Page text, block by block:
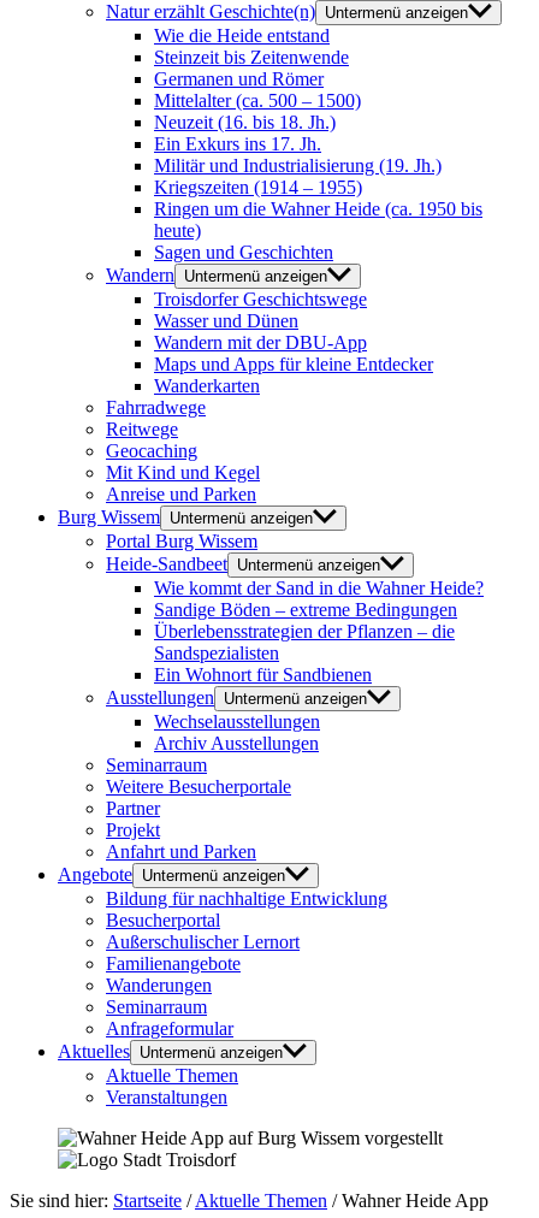
Natur erzählt Geschichte(n) Untermenü anzeigen
Wie die Heide entstand
Steinzeit bis Zeitenwende
Germanen und Römer
Mittelalter (ca. 500 – 1500)
Neuzeit (16. bis 18. Jh.)
Ein Exkurs ins 17. Jh.
Militär und Industrialisierung (19. Jh.)
Kriegszeiten (1914 – 1955)
Ringen um die Wahner Heide (ca. 1950 bis
heute)
Sagen und Geschichten
Wandern
Untermenü anzeigen
Troisdorfer Geschichtswege
Wasser und Dünen
Wandern mit der DBU-App
Maps und Apps für kleine Entdecker
Wanderkarten
Fahrradwege
Reitwege
Geocaching
Mit Kind und Kegel
Anreise und Parken
Burg Wissem Untermenü anzeigen
Portal Burg Wissem
Heide-Sandbeet Untermenü anzeigen
Wie kommt der Sand in die Wahner Heide?
Sandige Böden – extreme Bedingungen
Überlebensstrategien der Pflanzen – die
Sandspezialisten
Ein Wohnort für Sandbienen
Ausstellungen
Untermenü anzeigen
Wechselausstellungen
Archiv Ausstellungen
Seminarraum
Weitere Besucherportale
Partner
Projekt
Anfahrt und Parken
Angebote Untermenü anzeigen
Bildung für nachhaltige Entwicklung
Besucherportal
Außerschulischer Lernort
Familienangebote
Wanderungen
Seminarraum
Anfrageformular
Aktuelles Untermenü anzeigen
Aktuelle Themen
Veranstaltungen
Sie sind hier: Startseite /Aktuelle Themen /Wahner Heide App